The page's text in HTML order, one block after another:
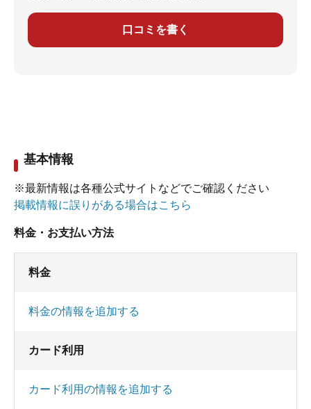
口コミを書く
基本情報
※最新情報は各種公式サイトなどでご確認ください
掲載情報に誤りがある場合はこちら
料金・お支払い方法
料金
料金の情報を追加する
カード利用
カード利用の情報を追加する